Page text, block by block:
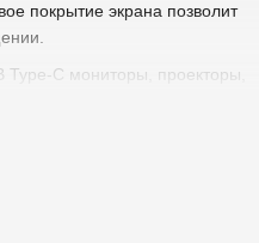
покрытие экрана позволит
Type-C мониторы, проекторы,
подключенными через
41 Вт*ч поддерживает